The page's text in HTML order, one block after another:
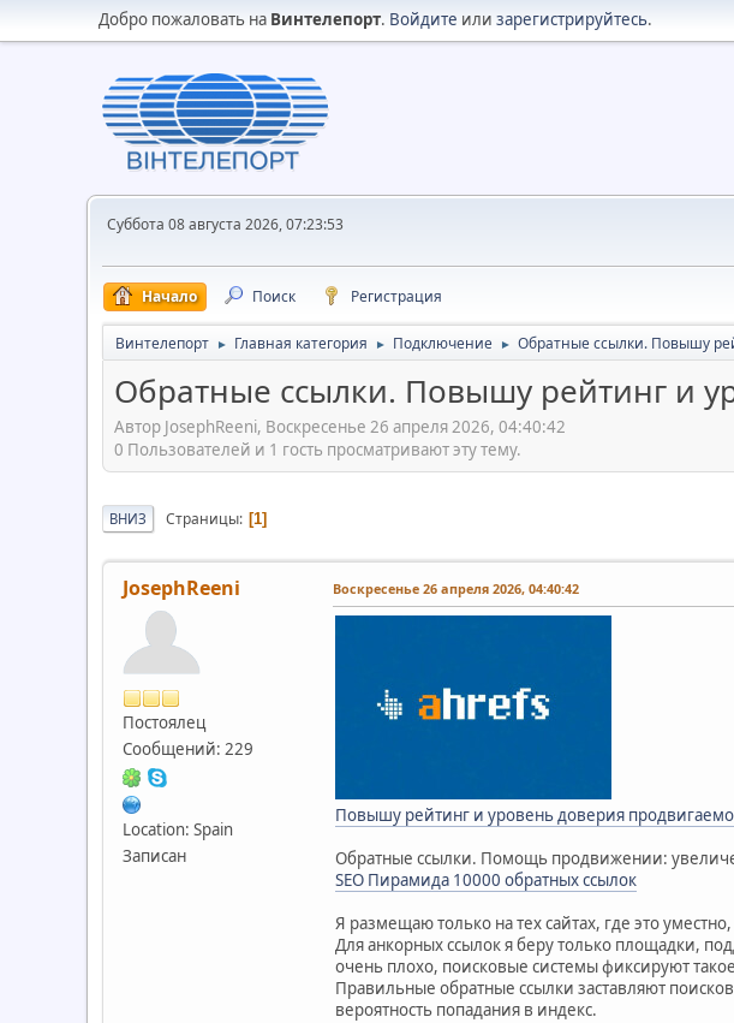
Добро пожаловать на Винтелепорт. Войдите или зарегистрируйтесь.
Суббота 08 августа 2026, 07:23:53
Начало Поиск Регистрация
Винтелепорт ► Главная категория ► Подключение ► Обратные ссылки. Повышу
Обратные ссылки. Повышу рейтинг и
Автор JosephReeni, Воскресенье 26 апреля 2026, 04:40:42
0 Пользователей и 1 гость просматривают эту тему.
ВНИЗ Страницы 1
JosephReeni
Постоялец
Сообщений: 229
Location: Spain
Записан
Воскресенье 26 апреля 2026, 04:40:42
Повышу рейтинг и уровень доверия
Обратные ссылки. Помощь продвижении:
SEO Пирамида 10000 обратных ссылок
Я размещаю только на тех сайтах, где это
Для анкорных ссылок я беру только площадки,
очень плохо, поисковые системы фиксируют
Правильные обратные ссылки заставляют
вероятность попадания в индекс.